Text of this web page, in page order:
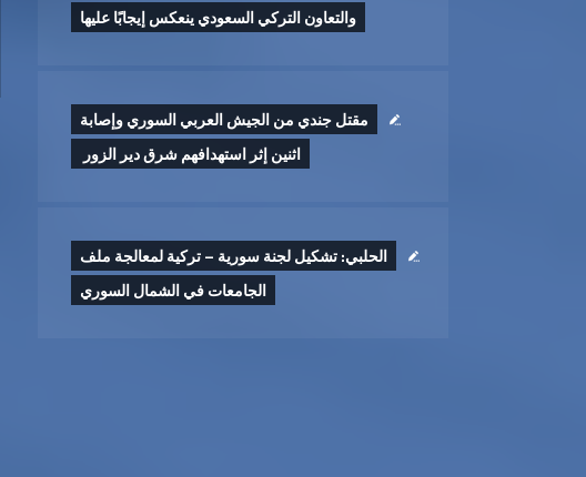
والتعاون التركي السعودي ينعكس إيجابًا عليها
مقتل جندي من الجيش العربي السوري وإصابة
اثنين إثر ‏استهدافهم شرق دير الزور ‏
الحلبي: تشكيل لجنة سورية – تركية لمعالجة ملف
الجامعات في الشمال السوري